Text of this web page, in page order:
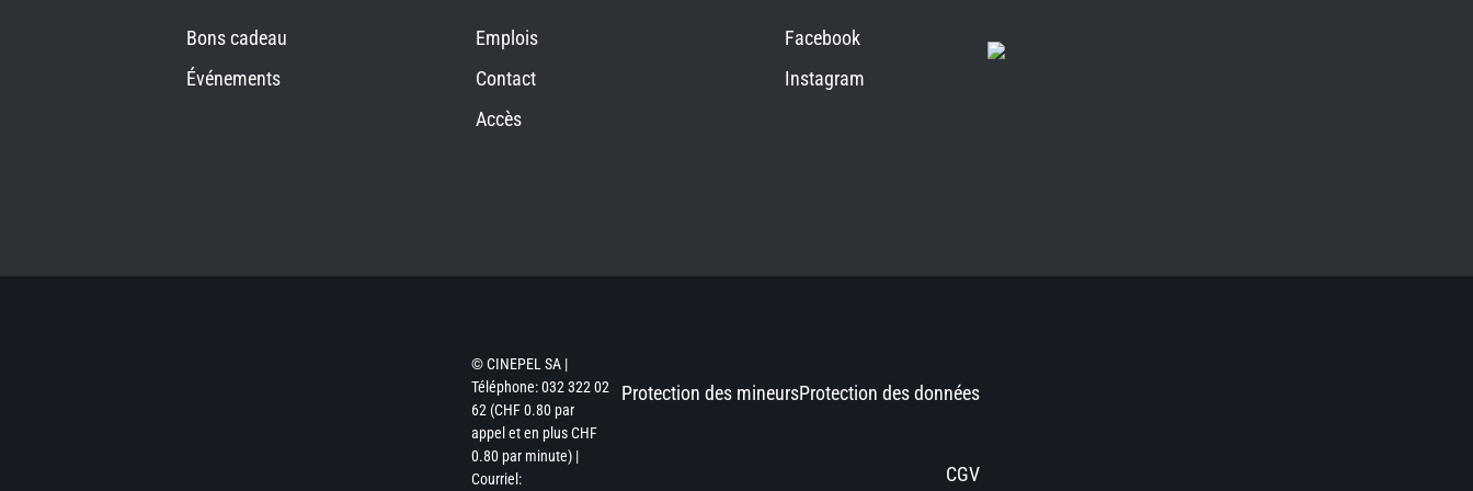
Bons cadeau
Événements
Emplois
Contact
Accès
Facebook
Instagram
© CINEPEL SA |
Téléphone: 032 322 02
62 (CHF 0.80 par
appel et en plus CHF
0.80 par minute) |
Courriel:
Protection des mineursProtection des données
CGV